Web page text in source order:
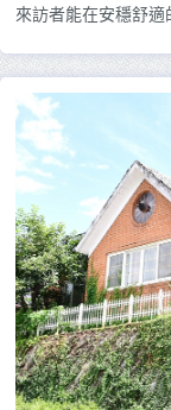
來訪者能在安穩舒適